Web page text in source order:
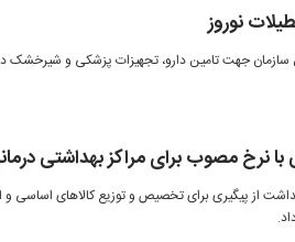
نوروز
سازمان جهت تامین دارو، تجهیزات پزشکی و
با نرخ مصوب برای مراکز بهداشتی
از پیگیری برای تخصیص و توزیع کالاهای اساسی